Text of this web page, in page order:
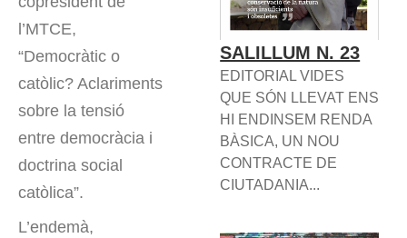
l’MTCE,
“Democràtic o
catòlic? Aclariments
sobre la tensió
entre democràcia i
doctrina social
catòlica”.
L’endemà,
SALILLUM N. 23
EDITORIAL VIDES
QUE SÓN LLEVAT ENS
HI ENDINSEM RENDA
BÀSICA, UN NOU
CONTRACTE DE
CIUTADANIA...